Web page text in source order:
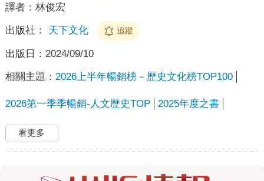
譯者： 林俊宏
出版社： 天下文化 追蹤
出版日： 2024/09/10
相關主題： 2026上半年暢銷榜－歷史文化榜TOP100
2026第一季季暢銷-人文歷史TOP 2025年度之書
看更多